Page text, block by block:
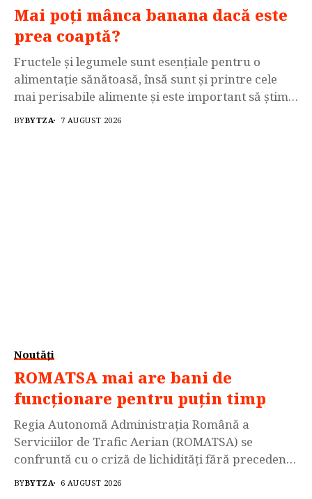
Mai poți mânca banana dacă este
prea coaptă?
Fructele și legumele sunt esențiale pentru o
alimentație sănătoasă, însă sunt și printre cele
mai perisabile alimente și este important să știm
și când semnele de alterare indică un risc pentru
BYBYTZA 7 AUGUST 2026
Noutăți
ROMATSA mai are bani de
funcționare pentru puțin timp
Regia Autonomă Administrația Română a
Serviciilor de Trafic Aerian (ROMATSA) se
confruntă cu o criză de lichidități fără precedent,
riscând să își epuizeze fondurile operaționale în
BYBYTZA 6 AUGUST 2026